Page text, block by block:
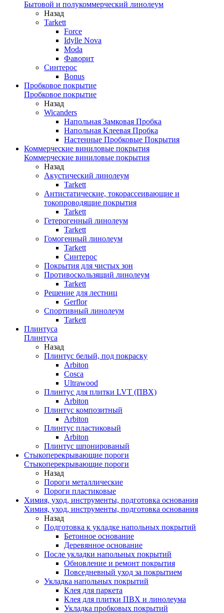
Бытовой и полукоммерческий линолеум
Назад
Tarkett
Force
Idylle Nova
Moda
Фаворит
Синтерос
Bonus
Пробковое покрытие
Пробковое покрытие
Назад
Wicanders
Напольная Замковая Пробка
Напольная Клеевая Пробка
Настенные Пробковые Покрытия
Коммерческие виниловые покрытия
Коммерческие виниловые покрытия
Назад
Акустический линолеум
Tarkett
Антистатические, токорассеивающие и
токопроводящие покрытия
Tarkett
Гетерогенный линолеум
Tarkett
Гомогенный линолеум
Tarkett
Синтерос
Покрытия для чистых зон
Противоскользящий линолеум
Tarkett
Решение для лестниц
Gerflor
Спортивный линолеум
Tarkett
Плинтуса
Плинтуса
Назад
Плинтус белый, под покраску
Arbiton
Cosca
Ultrawood
Плинтус для плитки LVT (ПВХ)
Arbiton
Плинтус композитный
Arbiton
Плинтус пластиковый
Arbiton
Плинтус шпонированый
Стыкоперекрывающие пороги
Стыкоперекрывающие пороги
Назад
Пороги металлические
Пороги пластиковые
Химия, уход, инструменты, подготовка основания
Химия, уход, инструменты, подготовка основания
Назад
Подготовка к укладке напольных покрытий
Бетонное основание
Деревянное основание
После укладки напольных покрытий
Обновление и ремонт покрытия
Повседневный уход за покрытием
Укладка напольных покрытий
Клея для паркета
Клея для плитки ПВХ и линолеума
Укладка пробковых покрытий